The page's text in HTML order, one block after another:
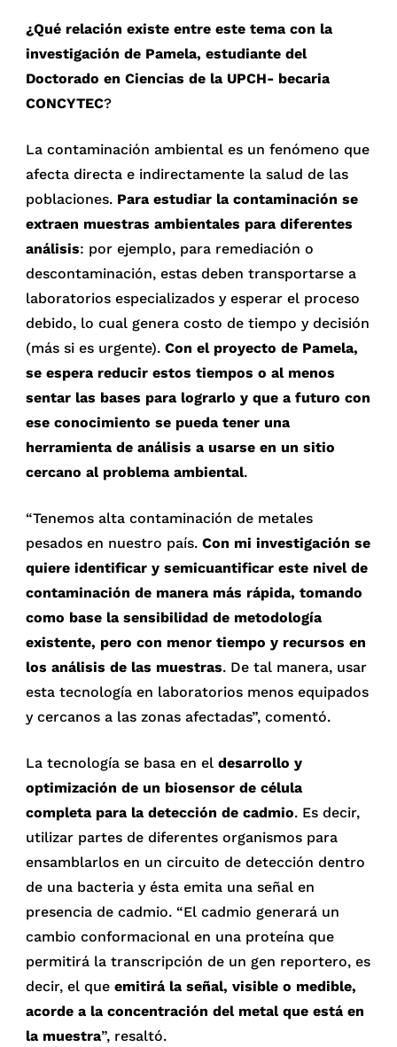
¿Qué relación existe entre este tema con la
investigación de Pamela, estudiante del
Doctorado en Ciencias de la UPCH- becaria
CONCYTEC?
La contaminación ambiental es un fenómeno que
afecta directa e indirectamente la salud de las
poblaciones. Para estudiar la contaminaciónse
extraen muestras ambientales para diferentes
análisis: por ejemplo, para remediación o
descontaminación, estas deben transportarse a
laboratorios especializados y esperar el proceso
debido, lo cual genera costo de tiempo y decisión
(más si es urgente).Con el proyecto de Pamela,
se espera reducir estos tiempos o al menos
sentar las bases para lograrlo y que a futuro con
ese conocimiento se pueda tener una
herramienta de análisis a usarse en un sitio
cercano al problema ambiental.
“Tenemos alta contaminación de metales
pesados en nuestro país.Con mi investigación se
quiere identificar y semicuantificar este nivel de
contaminación de manera más rápida, tomando
como base la sensibilidad de metodología
existente, pero con menor tiempo y recursos en
los análisis de las muestras. De tal manera, usar
esta tecnología en laboratorios menos equipados
y cercanos a las zonas afectadas”, comentó.
La tecnología se basa en eldesarrollo y
optimización de un biosensor de célula
completa para la detección de cadmio. Es decir,
utilizar partes de diferentes organismos para
ensamblarlos en un circuito de detección dentro
de una bacteria y ésta emita una señal en
presencia de cadmio. “El cadmio generará un
cambio conformacional en una proteína que
permitirá la transcripción de un gen reportero, es
decir, el queemitirá la señal, visible o medible,
acorde a la concentración del metal que está en
la muestra”, resaltó.